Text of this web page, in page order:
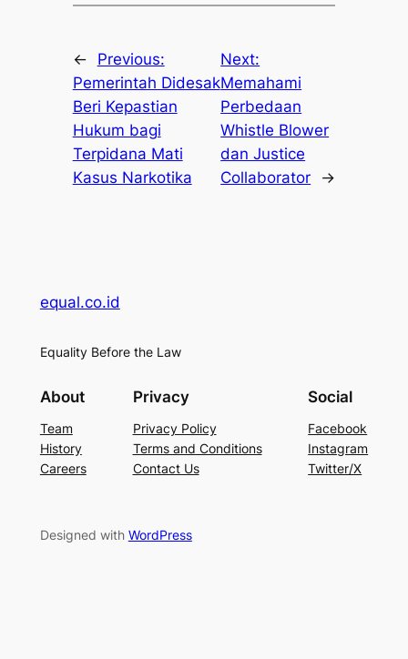
←
Previous:
Pemerintah Didesak
Beri Kepastian
Hukum bagi
Terpidana Mati
Kasus Narkotika
Next:
Memahami
Perbedaan
Whistle Blower
dan Justice
Collaborator
→
equal.co.id
Equality Before the Law
About
Team
History
Careers
Privacy
Privacy Policy
Terms and Conditions
Contact Us
Social
Facebook
Instagram
Twitter/X
Designed with WordPress